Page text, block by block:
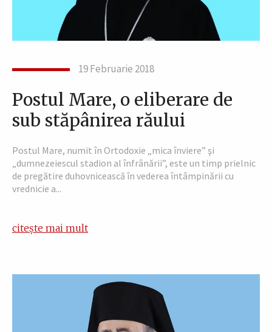
19 Februarie 2018
Postul Mare, o eliberare de
sub stăpânirea răului
Postul Mare, numit în Ortodoxie „mica înviere” şi
„dumnezeiescul stadion al înfrânării”, este un timp prielnic
de pregătire duhovnicească în vederea întâmpinării cu
vrednicie a...
citește mai mult